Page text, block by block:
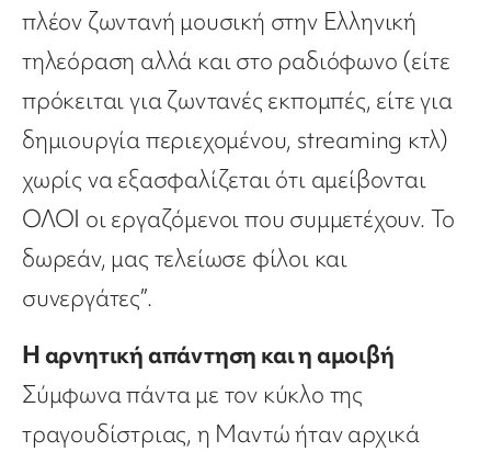
πλέον ζωντανή μουσική στην Ελληνική
τηλεόραση αλλά και στο ραδιόφωνο (είτε
πρόκειται για ζωντανές εκπομπές, είτε για
δημιουργία περιεχομένου, streaming κτλ)
χωρίς να εξασφαλίζεται ότι αμείβονται
ΟΛΟΙ οι εργαζόμενοι που συμμετέχουν. Το
δωρεάν, μας τελείωσε φίλοι και
συνεργάτες”.
Η αρνητική απάντηση και η αμοιβή
Σύμφωνα πάντα με τον κύκλο της
τραγουδίστριας, η Μαντώ ήταν αρχικά